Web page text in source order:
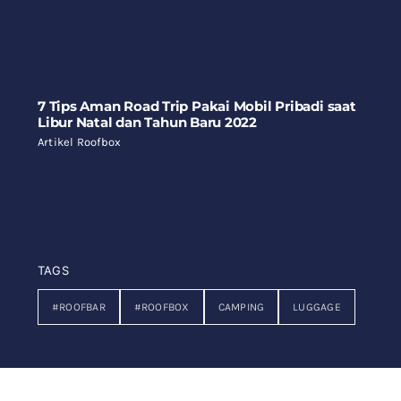
7 Tips Aman Road Trip Pakai Mobil Pribadi saat
Libur Natal dan Tahun Baru 2022
Artikel Roofbox
TAGS
#ROOFBAR #ROOFBOX CAMPING LUGGAGE